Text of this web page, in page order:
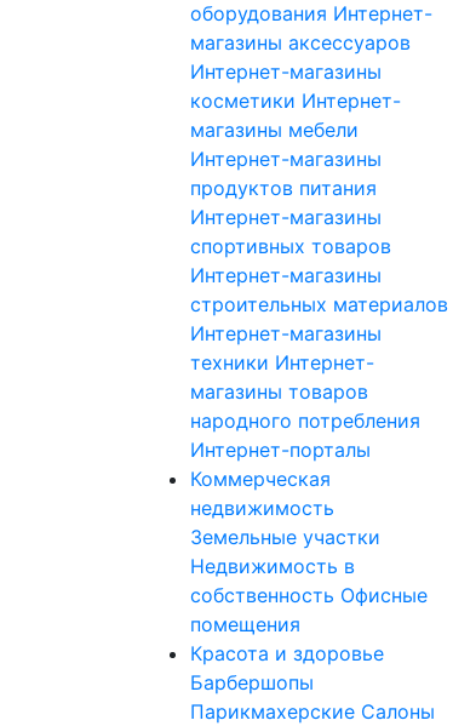
оборудования Интернет-
магазины аксессуаров
Интернет-магазины
косметики Интернет-
магазины мебели
Интернет-магазины
продуктов питания
Интернет-магазины
спортивных товаров
Интернет-магазины
строительных материалов
Интернет-магазины
техники Интернет-
магазины товаров
народного потребления
Интернет-порталы
Коммерческая
недвижимость
Земельные участки
Недвижимость в
собственность Офисные
помещения
Красота и здоровье
Барбершопы
Парикмахерские Салоны